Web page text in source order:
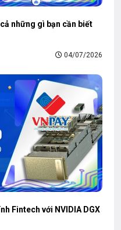
những gì bạn cần biết
04/07/2026
Fintech với NVIDIA DGX